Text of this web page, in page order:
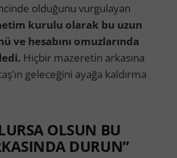
olduğunu vurgulayan
kurulu olarak bu uzun
ve hesabını omuzlarında
Hiçbir mazeretin arkasına
geleceğini ayağa kaldırma
OLSUN BU
DURUN”